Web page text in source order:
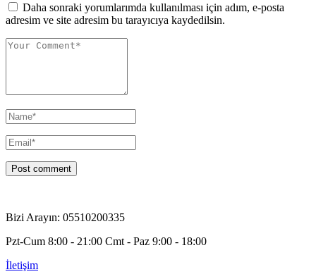
Daha sonraki yorumlarımda kullanılması için adım, e-posta
adresim ve site adresim bu tarayıcıya kaydedilsin.
Bizi Arayın: 05510200335
Pzt-Cum 8:00 - 21:00 Cmt - Paz 9:00 - 18:00
İletişim